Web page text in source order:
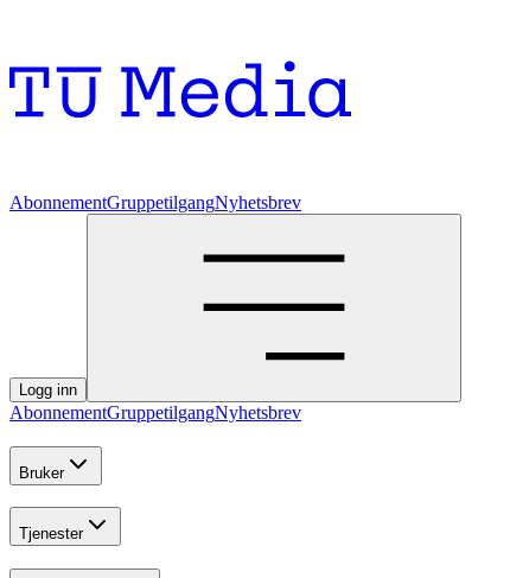
AbonnementGruppetilgangNyhetsbrev
Logg inn
AbonnementGruppetilgangNyhetsbrev
Bruker
Tjenester